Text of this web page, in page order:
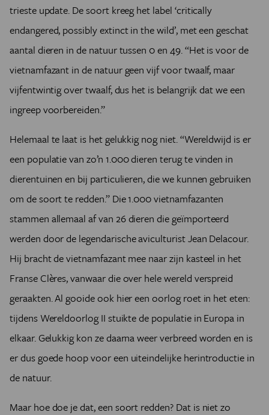
trieste update. De soort kreeg het label ‘critically
endangered, possibly extinct in the wild’, met een geschat
aantal dieren in de natuur tussen 0 en 49. “Het is voor de
vietnamfazant in de natuur geen vijf voor twaalf, maar
vijfentwintig over twaalf, dus het is belangrijk dat we een
ingreep voorbereiden.”
Helemaal te laat is het gelukkig nog niet. “Wereldwijd is er
een populatie van zo’n 1.000 dieren terug te vinden in
dierentuinen en bij particulieren, die we kunnen gebruiken
om de soort te redden.” Die 1.000 vietnamfazanten
stammen allemaal af van 26 dieren die geïmporteerd
werden door de legendarische aviculturist Jean Delacour.
Hij bracht de vietnamfazant mee naar zijn kasteel in het
Franse Clères, vanwaar die over hele wereld verspreid
geraakten. Al gooide ook hier een oorlog roet in het eten:
tijdens Wereldoorlog II stuikte de populatie in Europa in
elkaar. Gelukkig kon ze daarna weer verbreed worden en is
er dus goede hoop voor een uiteindelijke herintroductie in
de natuur.
Maar hoe doe je dat, een soort redden? Dat is niet zo